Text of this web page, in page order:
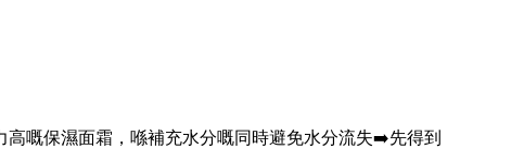
嘅保濕面霜，喺補充水分嘅同時避免水分流失➡️先得到